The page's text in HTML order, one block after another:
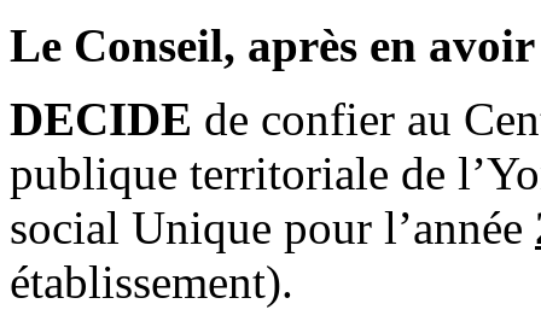
Le Conseil, après en
DECIDE de confier au
publique territoriale de
social Unique pour l’année
établissement).